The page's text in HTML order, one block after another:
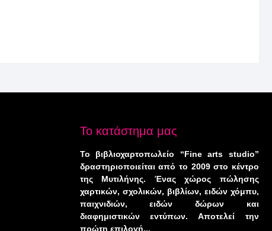
Το κατάστημα μας
Το βιβλιοχαρτοπωλείο “Fine arts studio”
δραστηριοποιείται από το 2009 στο κέντρο
της Μυτιλήνης. Ένας χώρος πώλησης
χαρτικών, σχολικών, βιβλίων, ειδών χόμπυ,
παιχνιδιών, ειδών δώρων και
διαφημιστικών εντύπων. Αποτελεί την
πρώτη επιλογή...